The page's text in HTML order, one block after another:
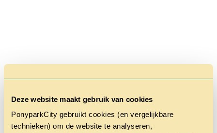
Deze website maakt gebruik van cookies
PonyparkCity gebruikt cookies (en vergelijkbare
technieken) om de website te analyseren,